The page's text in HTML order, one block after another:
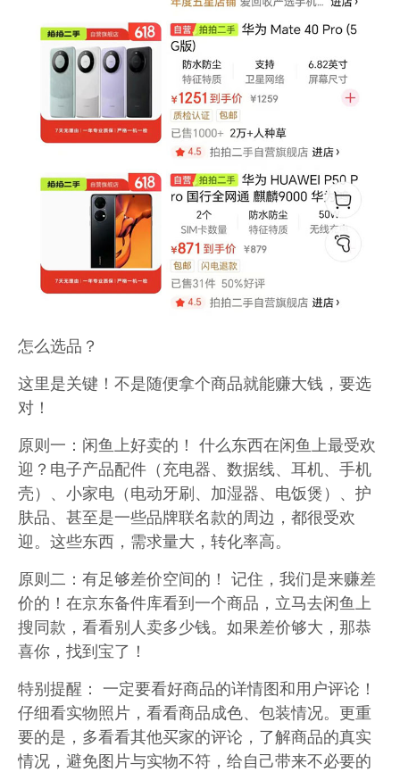
怎么选品？
这里是关键！不是随便拿个商品就能赚大钱，要选
对！
原则一：闲鱼上好卖的！ 什么东西在闲鱼上最受欢
迎？电子产品配件（充电器、数据线、耳机、手机
壳）、小家电（电动牙刷、加湿器、电饭煲）、护
肤品、甚至是一些品牌联名款的周边，都很受欢
迎。这些东西，需求量大，转化率高。
原则二：有足够差价空间的！ 记住，我们是来赚差
价的！在京东备件库看到一个商品，立马去闲鱼上
搜同款，看看别人卖多少钱。如果差价够大，那恭
喜你，找到宝了！
特别提醒： 一定要看好商品的详情图和用户评论！
仔细看实物照片，看看商品成色、包装情况。更重
要的是，多看看其他买家的评论，了解商品的真实
情况，避免图片与实物不符，给自己带来不必要的